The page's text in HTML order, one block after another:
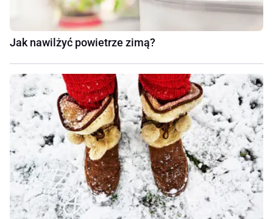
Jak nawilżyć powietrze zimą?